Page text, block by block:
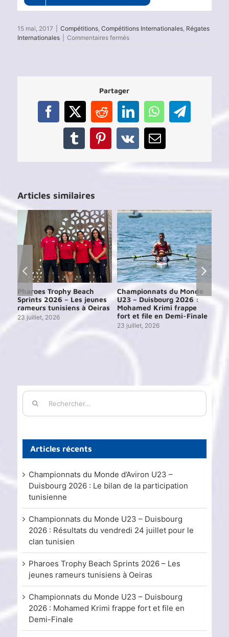
15 mai, 2017 Compétitions, Compétitions Internationales, Régates
Internationales
Commentaires ferméssur
Hügelregatta
»
:
Essen,
Allemagne
13-
14
Partager
Facebook
X RedditLinkedInWhatsAppTelegram
TumblrPinterest
Vk Email
Articles similaires
Pharoes Trophy Beach
Sprints 2026 – Les jeunes
rameurs tunisiens à Oeiras
23 juillet, 2026
Championnats du Monde
U23 – Duisbourg 2026 :
Mohamed Krimi frappe
fort et file en Demi-Finale
23 juillet, 2026
Rechercher:
Articles récents
Championnats du Monde d’Aviron U23 –
Duisbourg 2026 : Le bilan de la participation
tunisienne
Championnats du Monde U23 – Duisbourg
2026 : Résultats du vendredi 24 juillet pour le
clan tunisien
Pharoes Trophy Beach Sprints 2026 – Les
jeunes rameurs tunisiens à Oeiras
Championnats du Monde U23 – Duisbourg
2026 : Mohamed Krimi frappe fort et file en
Demi-Finale